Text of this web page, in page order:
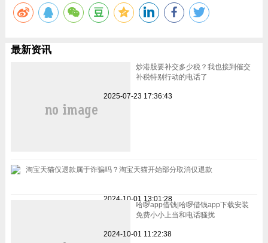
最新资讯
炒港股要补交多少税？我也接到催交
补税特别行动的电话了
2025-07-23 17:36:43
淘宝天猫仅退款属于诈骗吗？淘宝天猫开始部分取消仅退款
2024-10-01 13:01:28
哈啰app借钱|哈啰借钱app下载安装
免费小小上当和电话骚扰
2024-10-01 11:22:38